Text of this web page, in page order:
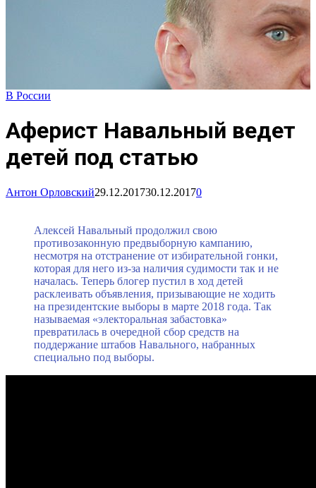
В России
Аферист Навальный ведет
детей под статью
Антон Орловский29.12.201730.12.20170
Алексей Навальный продолжил свою
противозаконную предвыборную кампанию,
несмотря на отстранение от избирательной гонки,
которая для него из-за наличия судимости так и не
началась. Теперь блогер пустил в ход детей
расклеивать объявления, призывающие не ходить
на президентские выборы в марте 2018 года. Так
называемая «электоральная забастовка»
превратилась в очередной сбор средств на
поддержание штабов Навального, набранных
специально под выборы.